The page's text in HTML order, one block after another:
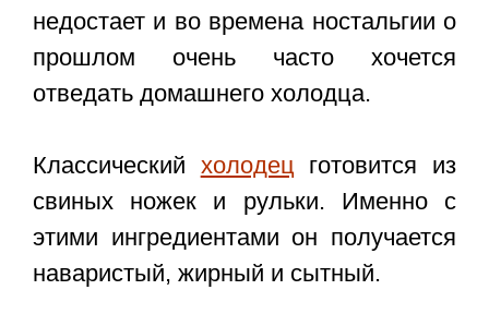
недостает и во времена ностальгии о
прошлом очень часто хочется
отведать домашнего холодца.
Классический холодец готовится из
свиных ножек и рульки. Именно с
этими ингредиентами он получается
наваристый, жирный и сытный.